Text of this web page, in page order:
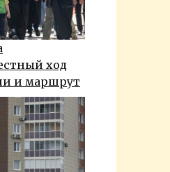
ход
и маршрут